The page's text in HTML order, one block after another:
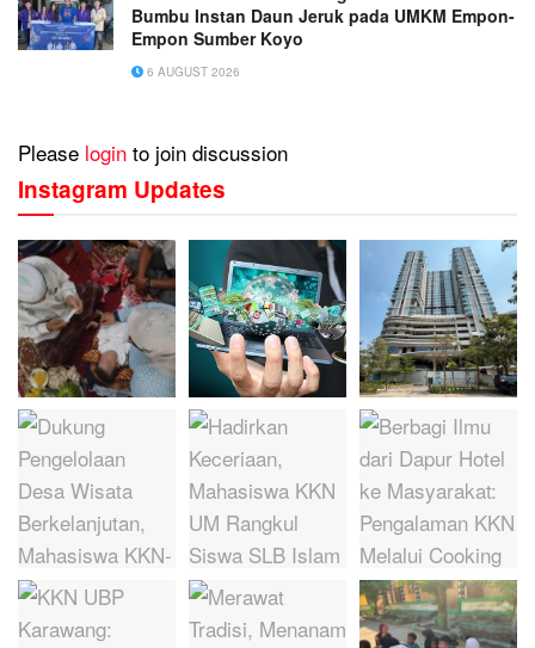
Bumbu Instan Daun Jeruk pada UMKM Empon-
Empon Sumber Koyo
6 AUGUST 2026
Please login to join discussion
Instagram Updates